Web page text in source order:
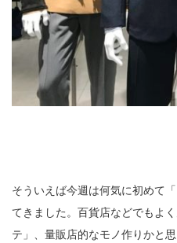
そういえば今週は何気に初めて
てきました。百貨店などでもよ
テ」、量販店的なモノ作りかと